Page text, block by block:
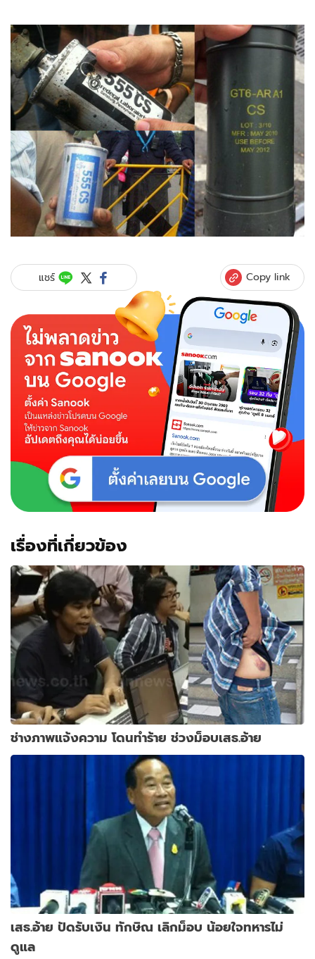
แชร์ Copy link
เรื่องที่เกี่ยวข้อง
ช่างภาพแจ้งความ โดนทำร้าย ช่วงม็อบเสธ.อ้าย
เสธ.อ้าย ปัดรับเงิน ทักษิณ เลิกม็อบ น้อยใจทหารไม่
ดูแล